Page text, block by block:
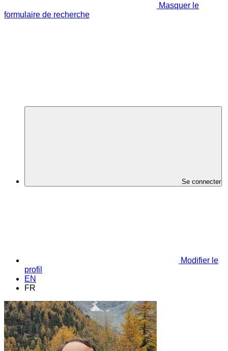
Masquer le
formulaire de recherche
Se connecter
Modifier le
profil
EN
FR